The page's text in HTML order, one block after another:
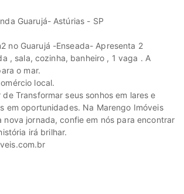
Guarujá- Astúrias - SP
no Guarujá -Enseada- Apresenta 2
, sala, cozinha, banheiro , 1 vaga . A
o mar.
local.
Transformar seus sonhos em lares e
em oportunidades. Na Marengo Imóveis
nova jornada, confie em nós para encontrar
irá brilhar.